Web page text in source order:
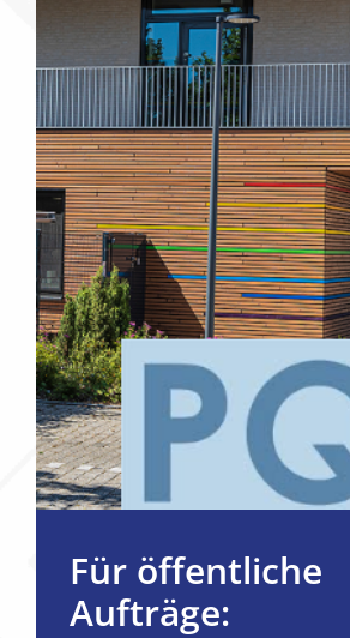
Für öffentliche
Aufträge: